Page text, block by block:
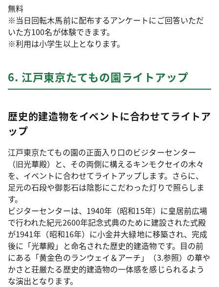
無料
※当日回転木馬前に配布するアンケートにご回答いただ
いた方100名が体験できます。
※利用は小学生以上となります。
6. 江戸東京たてもの園ライトアップ
歴史的建造物をイベントに合わせてライトア
ップ
江戸東京たてもの園の正面入り口のビジターセンター
（旧光華殿）と、その両側に構えるキンモクセイの木々
を、イベントに合わせてライトアップします。さらに、
足元の石段や御影石は陰影にこだわった灯りで照らしま
す。
ビジターセンターは、1940年（昭和15年）に皇居前広場
で行われた紀元2600年記念式典のために建設された式殿
が1941年（昭和16年）に小金井大緑地に移築され、完成
後に「光華殿」と命名された歴史的建造物です。目の前
にある「黄金色のランウェイ＆アーチ」（3.参照）の華や
かさと荘厳たる歴史的建造物の一体感を感じられるよう
な演出となります。